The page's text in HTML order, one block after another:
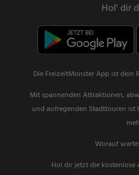
Hol' dir
Die FreizeitMonster App ist dein
Mit spannenden Attraktionen,
und aufregenden Stadttouren ist
Worauf
Hol dir jetzt die